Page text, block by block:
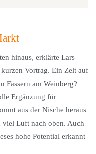
hinaus, erklärte Lars
Vortrag. Ein Zelt auf
Fässern am Weinberg?
Ergänzung für
aus der Nische heraus
viel Luft nach oben. Auch
hohe Potential erkannt